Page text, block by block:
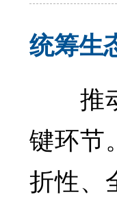
统筹生
推动
键环节
折性、